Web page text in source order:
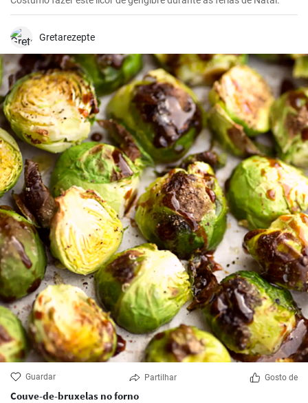
Gretarezepte
Guardar Partilhar Gosto de
Couve-de-bruxelas no forno